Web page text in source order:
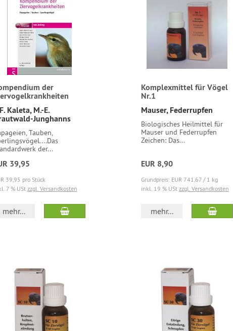
der
Kaleta, M.-E.
Junghanns
Tauben,
der...
39,95
39,95 pro Stück
7 % USt zzgl. Versandkosten
mehr...
Komplexmittel für Vögel
Nr.1
Mauser, Federrupfen
Biologisches Heilmittel für
Mauser und Federrupfen
Zeichen: Das...
EUR 8,90
Grundpreis: EUR 741,67 / 1 kg
inkl. 19 % USt zzgl. Versandkosten
mehr...